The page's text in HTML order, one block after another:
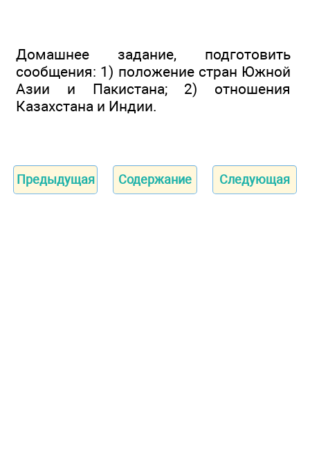
Домашнее задание, подготовить
сообщения: 1) положение стран Южной
Азии и Пакистана; 2) отношения
Казахстана и Индии.
Предыдущая Содержание Следующая